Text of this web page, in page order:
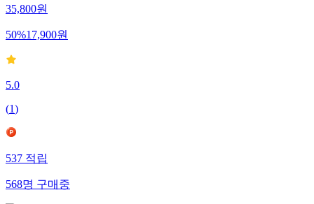
35,800원
50%17,900원
5.0
(1)
537 적립
568명 구매중